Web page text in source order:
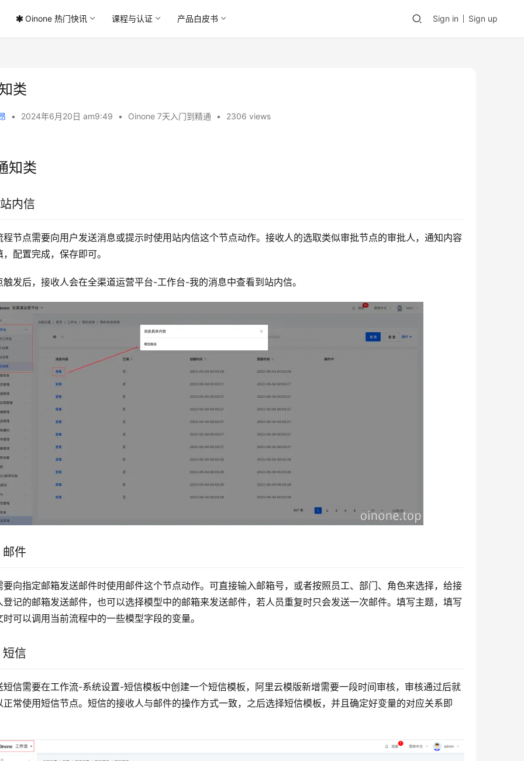
Oinone 热门快讯 课程与认证 产品白皮书 Sign in Sign up
类
• 2024年6月20日 am9:49 • Oinone 7天入门到精通 • 2306 views
知类
内信
程节点需要向用户发送消息或提示时使用站内信这个节点动作。接收人的选取类似审批节点的审批人，通知内容
，配置完成，保存即可。
触发后，接收人会在全渠道运营平台-工作台-我的消息中查看到站内信。
邮件
要向指定邮箱发送邮件时使用邮件这个节点动作。可直接输入邮箱号，或者按照员工、部门、角色来选择，给接
登记的邮箱发送邮件，也可以选择模型中的邮箱来发送邮件，若人员重复时只会发送一次邮件。填写主题，填写
时可以调用当前流程中的一些模型字段的变量。
短信
短信需要在工作流-系统设置-短信模板中创建一个短信模板，阿里云模版新增需要一段时间审核，审核通过后就
正常使用短信节点。短信的接收人与邮件的操作方式一致，之后选择短信模板，并且确定好变量的对应关系即